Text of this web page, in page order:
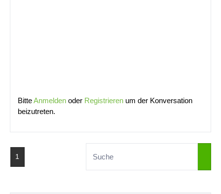
BitteAnmelden oder Registrieren um der Konversation
beizutreten.
1